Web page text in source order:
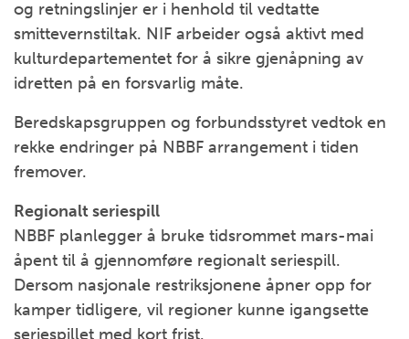
og retningslinjer er i henhold til vedtatte
smittevernstiltak. NIF arbeider også aktivt med
kulturdepartementet for å sikre gjenåpning av
idretten på en forsvarlig måte.
Beredskapsgruppen og forbundsstyret vedtok en
rekke endringer på NBBF arrangement i tiden
fremover.
Regionalt seriespill
NBBF planlegger å bruke tidsrommet mars-mai
åpent til å gjennomføre regionalt seriespill.
Dersom nasjonale restriksjonene åpner opp for
kamper tidligere, vil regioner kunne igangsette
seriespillet med kort frist.